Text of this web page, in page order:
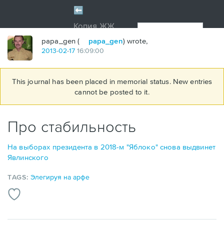
papa_gen ( papa_gen) wrote,
2013-02-17 16:09:00
This journal has been placed in memorial status. New entries
cannot be posted to it.
Про стабильность
На выборах президента в 2018-м "Яблоко" снова выдвинет
Явлинского
TAGS:Элегируя на арфе